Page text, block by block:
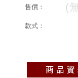
售價： (
款式：